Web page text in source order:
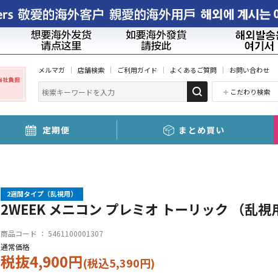
メルマガ 店舗検索 ご利用ガイド よくあるご質問 お問い合わせ
こだわり検索
定期便 まとめ買い
2週間タイプ（乱視用）
2WEEK メニコン プレミオ トーリック （乱
商品コード ： 5461100001307
通常価格
税抜4,900円(税込5,390円)